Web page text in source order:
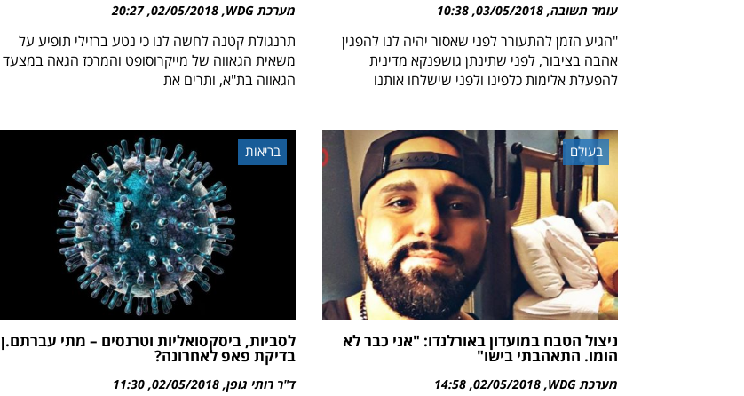
עומר תשובה 03/05/2018
10:38
"הגיע הזמן להתעורר לפני שאסור יהיה לנו להפגין
אהבה בציבור, לפני שתינתן גושפנקא מדינית
להפעלת אלימות כלפינו ולפני שישלחו אותנו
מערכת WDG 02/05/2018
20:27
תרנגולת קטנה לחשה לנו כי נטע ברזילי תופיע על
משאית הגאווה של מייקרוסופט והמרכז הגאה במצעד
הגאווה בת"א, ותרים את
בעולם
ניצול הטבח במועדון באורלנדו: "אני כבר לא
הומו. התאהבתי בישו"
מערכת WDG 02/05/2018
14:58
בריאות
לסביות, ביסקסואליות וטרנסים – מתי עברתם.ן
בדיקת פאפ לאחרונה?
ד"ר רותי גופן 02/05/2018
11:30